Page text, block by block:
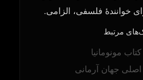
خوانندهٔ فلسفی، الزامی.
مرتبط
مونومانیا
جهان آرمانی